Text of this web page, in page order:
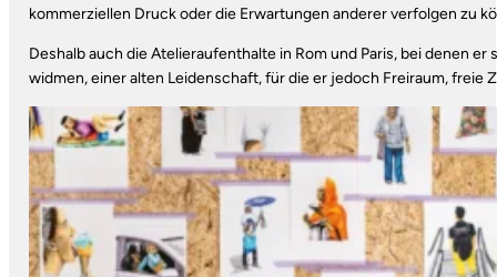
kommerziellen Druck oder die Erwartungen anderer verfolgen zu
Deshalb auch die Atelieraufenthalte in Rom und Paris, bei denen
widmen, einer alten Leidenschaft, für die er jedoch Freiraum,